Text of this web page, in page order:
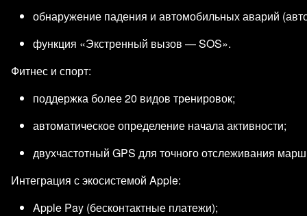
обнаружение падения и автомобильных аварий
функция «Экстренный вызов — SOS».
Фитнес и спорт:
поддержка более 20 видов тренировок;
автоматическое определение начала активности;
двухчастотный GPS для точного отслеживания
Интеграция с экосистемой Apple:
Apple Pay (бесконтактные платежи);